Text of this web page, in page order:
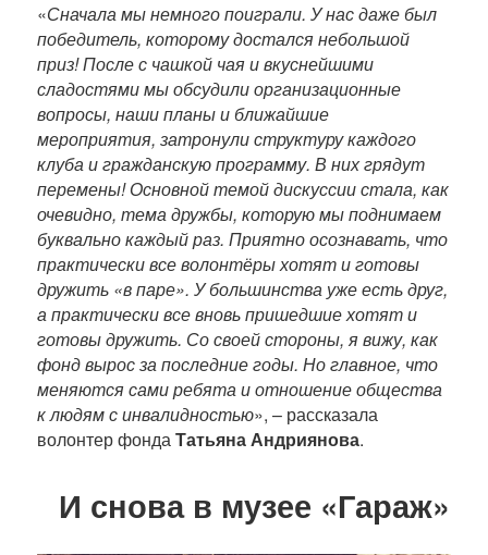
«Сначала мы немного поиграли. У нас даже был
победитель, которому достался небольшой
приз! После с чашкой чая и вкуснейшими
сладостями мы обсудили организационные
вопросы, наши планы и ближайшие
мероприятия, затронули структуру каждого
клуба и гражданскую программу. В них грядут
перемены! Основной темой дискуссии стала, как
очевидно, тема дружбы, которую мы поднимаем
буквально каждый раз. Приятно осознавать, что
практически все волонтёры хотят и готовы
дружить «в паре». У большинства уже есть друг,
а практически все вновь пришедшие хотят и
готовы дружить. Со своей стороны, я вижу, как
фонд вырос за последние годы. Но главное, что
меняются сами ребята и отношение общества
к людям с инвалидностью», – рассказала
волонтер фондаТатьяна Андриянова.
И снова в музее «Гараж»